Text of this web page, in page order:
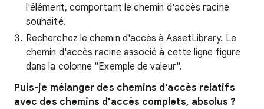
l'élément, comportant le chemin d'accès racine
souhaité.
Recherchez le chemin d'accès à AssetLibrary. Le
chemin d'accès racine associé à cette ligne figure
dans la colonne "Exemple de valeur".
Puis-je mélanger des chemins d'accès relatifs
avec des chemins d'accès complets, absolus ?